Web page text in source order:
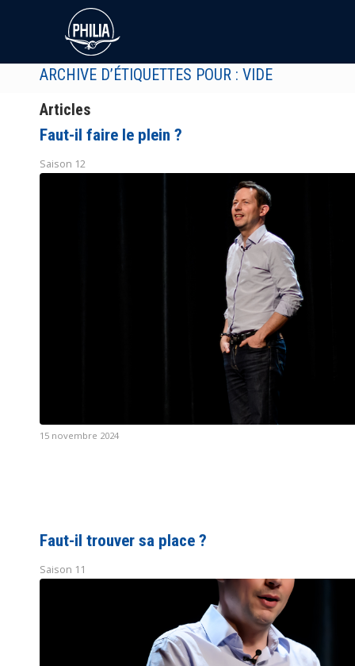
ARCHIVE D’ÉTIQUETTES POUR : VIDE
Articles
Faut-il faire le plein ?
Saison 12
15 novembre 2024
Faut-il trouver sa place ?
Saison 11